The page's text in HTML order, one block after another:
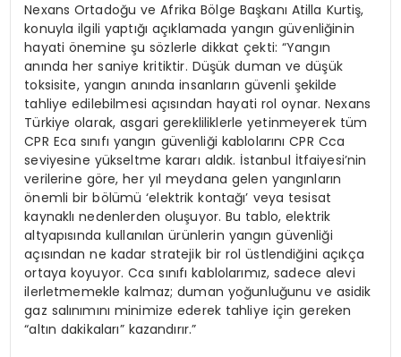
Nexans Ortadoğu ve Afrika Bölge Başkanı Atilla Kurtiş,
konuyla ilgili yaptığı açıklamada yangın güvenliğinin
hayati önemine şu sözlerle dikkat çekti: “Yangın
anında her saniye kritiktir. Düşük duman ve düşük
toksisite, yangın anında insanların güvenli şekilde
tahliye edilebilmesi açısından hayati rol oynar. Nexans
Türkiye olarak, asgari gerekliliklerle yetinmeyerek tüm
CPR Eca sınıfı yangın güvenliği kablolarını CPR Cca
seviyesine yükseltme kararı aldık. İstanbul İtfaiyesi’nin
verilerine göre, her yıl meydana gelen yangınların
önemli bir bölümü ‘elektrik kontağı’ veya tesisat
kaynaklı nedenlerden oluşuyor. Bu tablo, elektrik
altyapısında kullanılan ürünlerin yangın güvenliği
açısından ne kadar stratejik bir rol üstlendiğini açıkça
ortaya koyuyor. Cca sınıfı kablolarımız, sadece alevi
ilerletmemekle kalmaz; duman yoğunluğunu ve asidik
gaz salınımını minimize ederek tahliye için gereken
“altın dakikaları” kazandırır.”